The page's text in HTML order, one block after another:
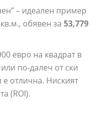
– идеален пример
обявен за 53,779
евро на квадрат в
по-далеч от ски
отлична. Ниският
(ROI).